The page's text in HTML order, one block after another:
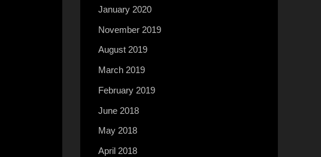
January 2020
November 2019
August 2019
March 2019
February 2019
June 2018
May 2018
April 2018